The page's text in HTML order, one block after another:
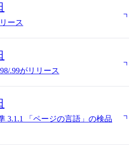
ース
.99がリリース
3.1.1 「ページの言語」の検品